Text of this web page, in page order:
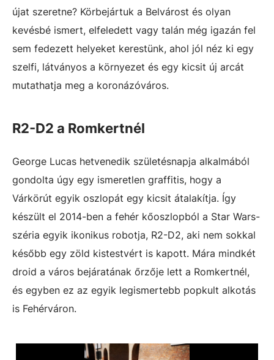
újat szeretne? Körbejártuk a Belvárost és olyan
kevésbé ismert, elfeledett vagy talán még igazán fel
sem fedezett helyeket kerestünk, ahol jól néz ki egy
szelfi, látványos a környezet és egy kicsit új arcát
mutathatja meg a koronázóváros.
R2-D2 a Romkertnél
George Lucas hetvenedik születésnapja alkalmából
gondolta úgy egy ismeretlen graffitis, hogy a
Várkörút egyik oszlopát egy kicsit átalakítja. Így
készült el 2014-ben a fehér kőoszlopból a Star Wars-
széria egyik ikonikus robotja, R2-D2, aki nem sokkal
később egy zöld kistestvért is kapott. Mára mindkét
droid a város bejáratának őrzője lett a Romkertnél,
és egyben ez az egyik legismertebb popkult alkotás
is Fehérváron.